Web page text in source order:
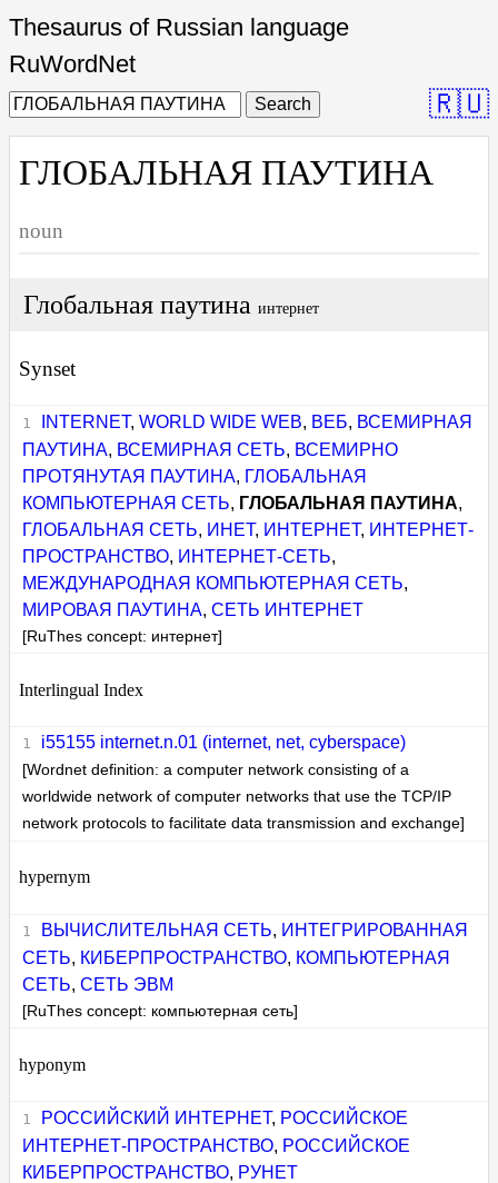
Thesaurus of Russian language
RuWordNet
Search 🇷🇺
ГЛОБАЛЬНАЯ ПАУТИНА
noun
Глобальная паутина интернет
Synset
INTERNET, WORLD WIDE WEB, ВЕБ, ВСЕМИРНАЯ
ПАУТИНА, ВСЕМИРНАЯ СЕТЬ, ВСЕМИРНО
ПРОТЯНУТАЯ ПАУТИНА, ГЛОБАЛЬНАЯ
КОМПЬЮТЕРНАЯ СЕТЬ, ГЛОБАЛЬНАЯ ПАУТИНА,
ГЛОБАЛЬНАЯ СЕТЬ, ИНЕТ, ИНТЕРНЕТ, ИНТЕРНЕТ-
ПРОСТРАНСТВО, ИНТЕРНЕТ-СЕТЬ,
МЕЖДУНАРОДНАЯ КОМПЬЮТЕРНАЯ СЕТЬ,
МИРОВАЯ ПАУТИНА,СЕТЬ ИНТЕРНЕТ
[RuThes concept: интернет]
Interlingual Index
i55155 internet.n.01 (internet, net, cyberspace)
[Wordnet definition: a computer network consisting of a
worldwide network of computer networks that use the TCP/IP
network protocols to facilitate data transmission and exchange]
hypernym
ВЫЧИСЛИТЕЛЬНАЯ СЕТЬ, ИНТЕГРИРОВАННАЯ
СЕТЬ, КИБЕРПРОСТРАНСТВО, КОМПЬЮТЕРНАЯ
СЕТЬ,СЕТЬ ЭВМ
[RuThes concept: компьютерная сеть]
hyponym
РОССИЙСКИЙ ИНТЕРНЕТ, РОССИЙСКОЕ
ИНТЕРНЕТ-ПРОСТРАНСТВО, РОССИЙСКОЕ
КИБЕРПРОСТРАНСТВО, РУНЕТ